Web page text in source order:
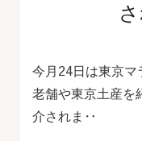
今月24日は東京マ
老舗や東京土産を
介されま‥